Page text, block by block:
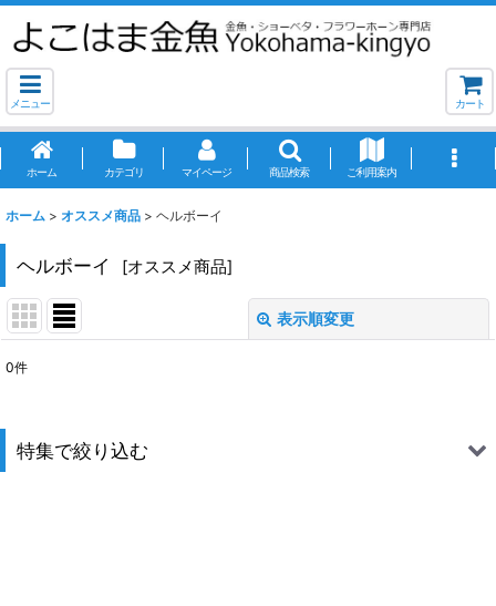
メニュー カート
ホーム カテゴリ マイページ 商品検索 ご利用案内
ホーム > オススメ商品 > ヘルボーイ
ヘルボーイ [オススメ商品]
表示順変更
並び順:
0件
特集で絞り込む